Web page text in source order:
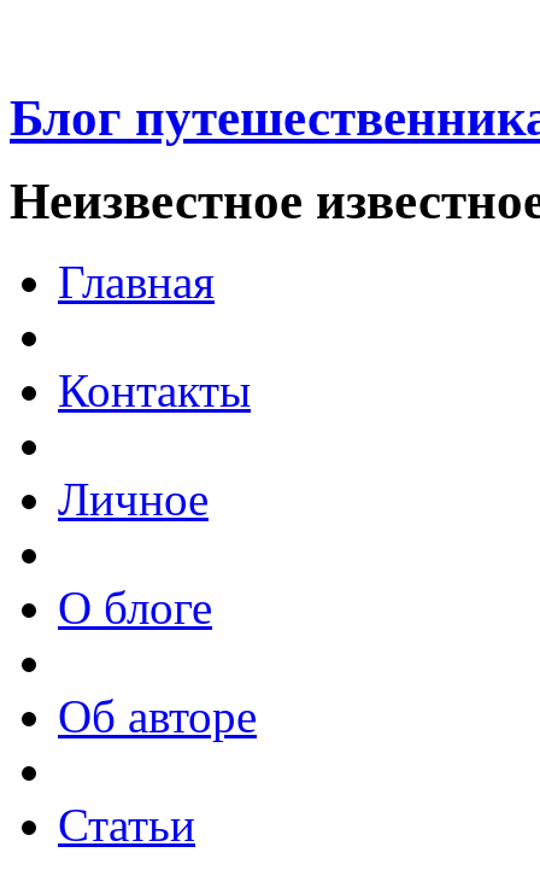
Блог
Неизвестное
Главная
Контакты
Личное
О блоге
Об авторе
Статьи